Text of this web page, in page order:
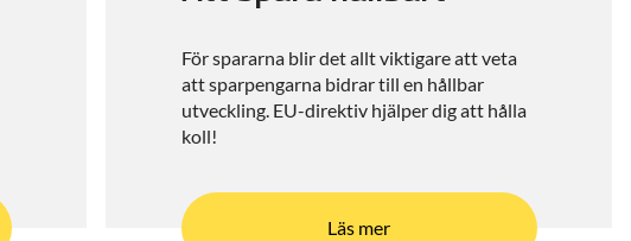
För spararna blir det allt viktigare att veta
att sparpengarna bidrar till en hållbar
utveckling. EU-direktiv hjälper dig att hålla
koll!
Läs mer